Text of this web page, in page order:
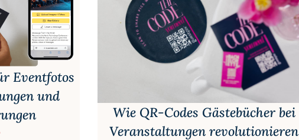
Eventfotos
und
Wie QR-Codes Gästebücher bei
Veranstaltungen revolutionieren